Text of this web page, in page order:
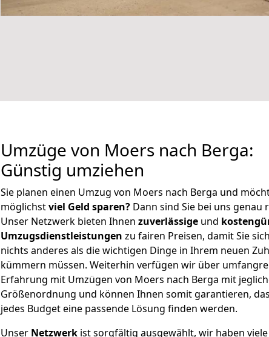
Umzüge von Moers nach Berga:
Günstig umziehen
Sie planen einen Umzug von Moers nach Berga und
möglichstviel Geld sparen? Dann sind Sie bei uns genau
Unser Netzwerk bieten Ihnen zuverlässige und
Umzugsdienstleistungen zu fairen Preisen, damit Sie
nichts anderes als die wichtigen Dinge in Ihrem neuen
kümmern müssen. Weiterhin verfügen wir über
Erfahrung mit Umzügen von Moers nach Berga mit
Größenordnung und können Ihnen somit garantieren,
jedes Budget eine passende Lösung finden werden.
Unser Netzwerk ist sorgfältig ausgewählt, wir haben viele